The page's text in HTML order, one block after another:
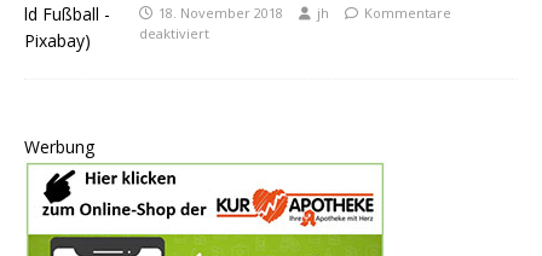
18. November 2018 jh
Kommentare
deaktiviert
Werbung